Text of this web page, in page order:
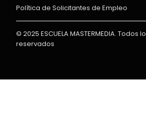
Política de Solicitantes de Empleo
© 2025 ESCUELA MASTERMEDIA. Todos
reservados